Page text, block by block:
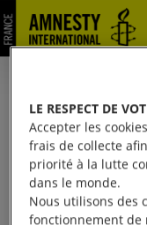
LE RESPECT DE
Accepter les
frais de collecte
priorité à la lutte
dans le monde.
Nous utilisons des
fonctionnement de